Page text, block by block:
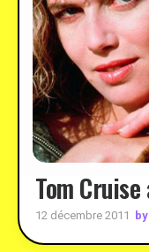
Tom Cruise
12 décembre 2011